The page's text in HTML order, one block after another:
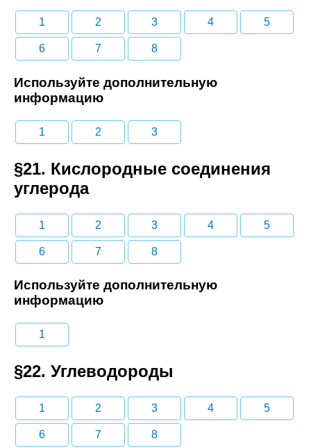
1 2 3 4 5
6 7 8
Используйте дополнительную
информацию
1 2 3
§21. Кислородные соединения
углерода
1 2 3 4 5
6 7 8
Используйте дополнительную
информацию
1
§22. Углеводороды
1 2 3 4 5
6 7 8